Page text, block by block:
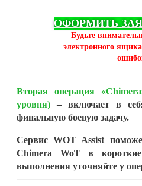
ОФОРМИТЬ
Будьте
электронного
Вторая операция
уровня) – включает в
финальную боевую задачу.
Сервис WOT Assist
Chimera WoT в
выполнения уточняйте у